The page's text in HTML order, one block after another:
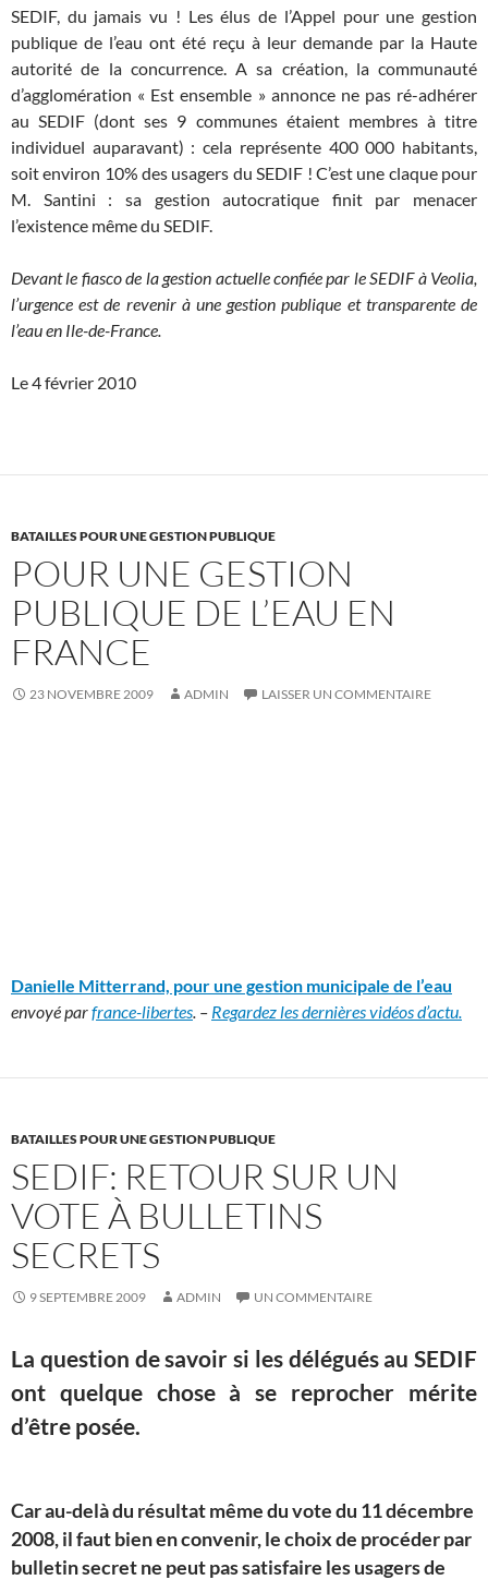
SEDIF, du jamais vu ! Les élus de l’Appel pour une gestion
publique de l’eau ont été reçu à leur demande par la Haute
autorité de la concurrence. A sa création, la communauté
d’agglomération « Est ensemble » annonce ne pas ré-adhérer
au SEDIF (dont ses 9 communes étaient membres à titre
individuel auparavant) : cela représente 400 000 habitants,
soit environ 10% des usagers du SEDIF ! C’est une claque pour
M. Santini : sa gestion autocratique finit par menacer
l’existence même du SEDIF.
Devant le fiasco de la gestion actuelle confiée par le SEDIF à Veolia,
l’urgence est de revenir à une gestion publique et transparente de
l’eau en Ile-de-France.
Le 4 février 2010
BATAILLES POUR UNE GESTION PUBLIQUE
POUR UNE GESTION
PUBLIQUE DE L’EAU EN
FRANCE
23 NOVEMBRE 2009 ADMIN LAISSER UN COMMENTAIRE
Danielle Mitterrand, pour une gestion municipale de l’eau
envoyé parfrance-libertes. – Regardez les dernières vidéos d’actu.
BATAILLES POUR UNE GESTION PUBLIQUE
SEDIF: RETOUR SUR UN
VOTE À BULLETINS
SECRETS
9 SEPTEMBRE 2009 ADMIN UN COMMENTAIRE
La question de savoir si les délégués au SEDIF
ont quelque chose à se reprocher mérite
d’être posée.
Car au-delà du résultat même du vote du 11 décembre
2008, il faut bien en convenir, le choix de procéder par
bulletin secret ne peut pas satisfaire les usagers de